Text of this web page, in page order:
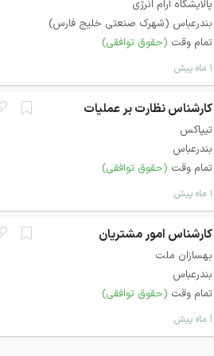
پالایشگاه آرام انرژی
بندرعباس (شهرک صنعتی خلیج فارس)
تمام وقت (حقوق توافقی)
۱ ماه پیش
کارشناس نظارت بر عملیات
تیپاکس
بندرعباس
تمام وقت (حقوق توافقی)
۱ ماه پیش
کارشناس امور مشتریان
بهسازان ملت
بندرعباس
تمام وقت (حقوق توافقی)
۱ ماه پیش